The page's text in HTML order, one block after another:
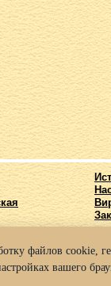
подворье храма во
файлов
вашего